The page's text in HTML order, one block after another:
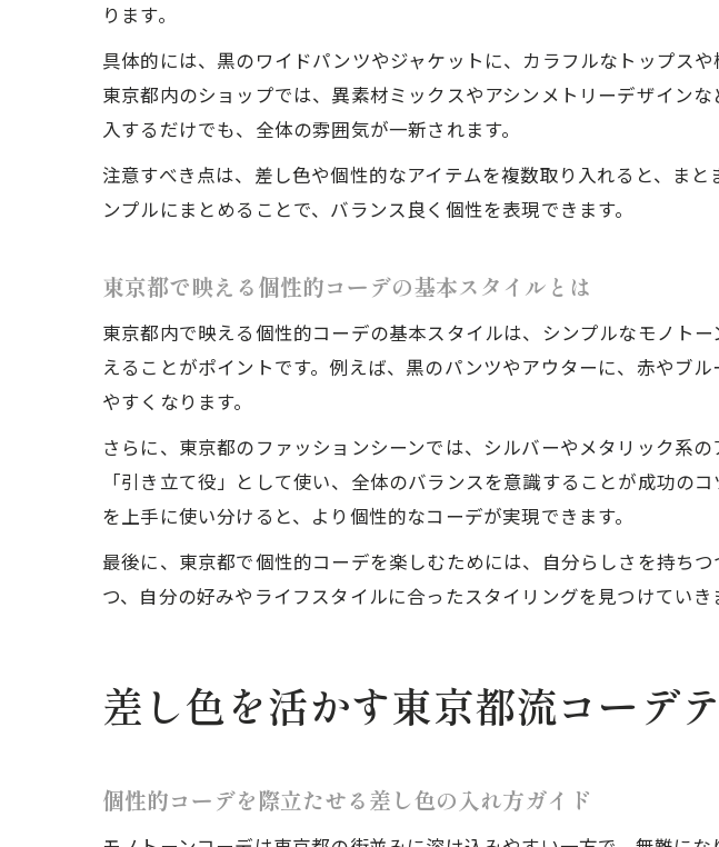
ります。
具体的には、黒のワイドパンツやジャケットに、カラフルなトップス
東京都内のショップでは、異素材ミックスやアシンメトリーデザイン
入するだけでも、全体の雰囲気が一新されます。
注意すべき点は、差し色や個性的なアイテムを複数取り入れると、ま
ンプルにまとめることで、バランス良く個性を表現できます。
東京都で映える個性的コーデの基本スタイルとは
東京都内で映える個性的コーデの基本スタイルは、シンプルなモノト
えることがポイントです。例えば、黒のパンツやアウターに、赤やブ
やすくなります。
さらに、東京都のファッションシーンでは、シルバーやメタリック系
「引き立て役」として使い、全体のバランスを意識することが成功の
を上手に使い分けると、より個性的なコーデが実現できます。
最後に、東京都で個性的コーデを楽しむためには、自分らしさを持ち
つ、自分の好みやライフスタイルに合ったスタイリングを見つけていき
差し色を活かす東京都流コーデ
個性的コーデを際立たせる差し色の入れ方ガイド